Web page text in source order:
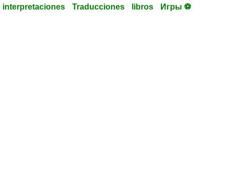
interpretaciones Traducciones libros Игры ⚽